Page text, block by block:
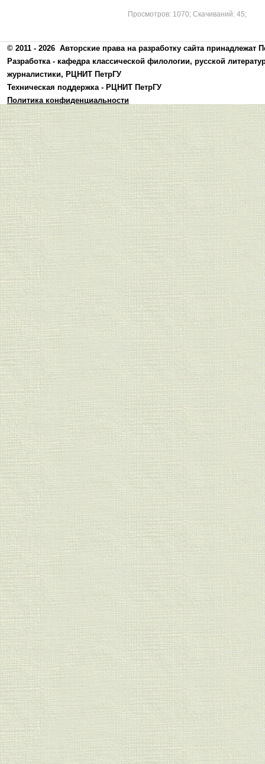
Просмотров: 1070; Скачиваний: 45;
© 2011 - 2026 Авторские права на разработку сайта принадлежат
Разработка - кафедра классической филологии, русской
журналистики, РЦНИТ ПетрГУ
Техническая поддержка - РЦНИТ ПетрГУ
Политика конфиденциальности